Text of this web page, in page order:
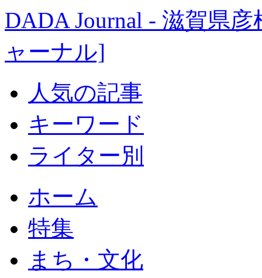
DADA Journal - 滋賀県
ャーナル]
人気の記事
キーワード
ライター別
ホーム
特集
まち・文化